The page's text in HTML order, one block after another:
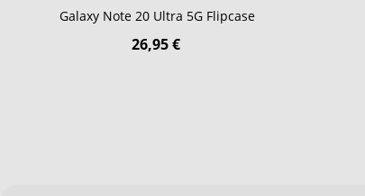
Galaxy Note 20 Ultra 5G Flipcase
26,95 €